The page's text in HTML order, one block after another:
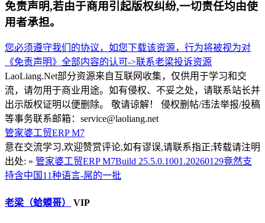
免责声明,若由于商用引起版权纠纷,一切责任均由使
用者承担。
您必须遵守我们的协议，如您下载该资源，行为将被视为对
《免责声明》全部内容的认可->联系老梁投诉资源
LaoLiang.Net部分资源来自互联网收集，仅供用于学习和交
流，请勿用于商业用途。如有侵权、不妥之处，请联系站长并
出示版权证明以便删除。 敬请谅解！ 侵权删帖/违法举报/投稿
等事务联系邮箱：service@laoliang.net
管家婆工贸ERP M7
意在交流学习,欢迎赞赏评论,如有谬误,请联系指正;转载请注明
出处: » 管家婆工贸ERP M7Build 25.5.0.1001.20260129竟然支
持含中国11种语言-屌的一批
老梁（蛤蟆哥） VIP